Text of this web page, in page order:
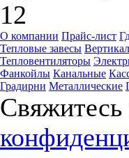
12
О компании Прайс-лист
Тепловые завесы
Тепловентиляторы
Фанкойлы Канальные
Градирни Металлические